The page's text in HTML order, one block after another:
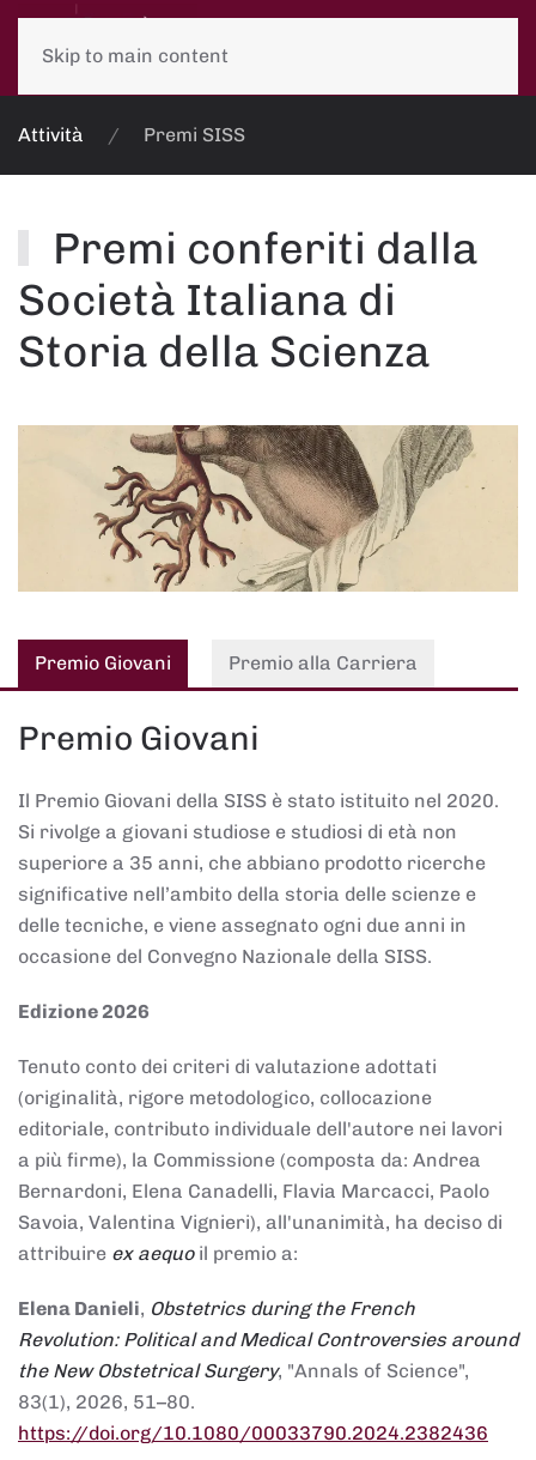
Skip to main content
Attività Premi SISS
Premi conferiti dalla
Società Italiana di
Storia della Scienza
Premio Giovani Premio alla Carriera
Premio Giovani
Il Premio Giovani della SISS è stato istituito nel 2020.
Si rivolge a giovani studiose e studiosi di età non
superiore a 35 anni, che abbiano prodotto ricerche
significative nell’ambito della storia delle scienze e
delle tecniche, e viene assegnato ogni due anni in
occasione del Convegno Nazionale della SISS.
Edizione 2026
Tenuto conto dei criteri di valutazione adottati
(originalità, rigore metodologico, collocazione
editoriale, contributo individuale dell'autore nei lavori
a più firme), la Commissione (composta da: Andrea
Bernardoni, Elena Canadelli, Flavia Marcacci, Paolo
Savoia, Valentina Vignieri), all'unanimità, ha deciso di
attribuire ex aequoil premio a:
Elena Danieli, Obstetrics during the French
Revolution: Political and Medical Controversies around
the New Obstetrical Surgery, "Annals of Science",
83(1), 2026, 51–80.
https://doi.org/10.1080/00033790.2024.2382436